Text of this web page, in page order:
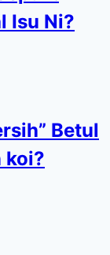
Isu Ni?
Betul
koi?